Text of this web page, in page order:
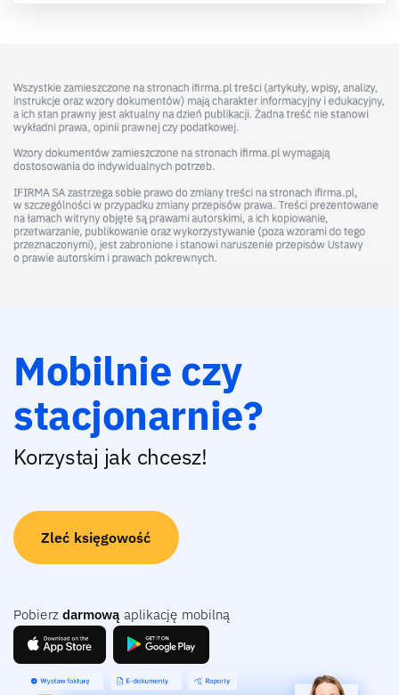
Mobilnie czy
stacjonarnie?
Korzystaj jak chcesz!
Zleć księgowość
Pobierz darmową aplikację mobilną